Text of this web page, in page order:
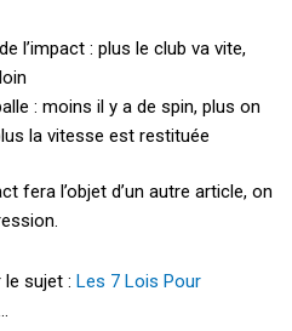
l’impact : plus le club va vite,
: moins il y a de spin, plus on
la vitesse est restituée
fera l’objet d’un autre article, on
le sujet : Les 7 Lois Pour